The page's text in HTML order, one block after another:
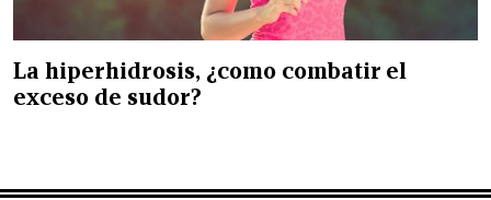
La hiperhidrosis, ¿como combatir el
exceso de sudor?